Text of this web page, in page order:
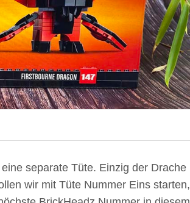
separate Tüte. Einzig der Drache
wir mit Tüte Nummer Eins starten,